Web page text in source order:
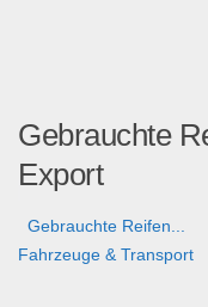
Gebrauchte
Export
Gebrauchte Reifen...
Fahrzeuge & Transport